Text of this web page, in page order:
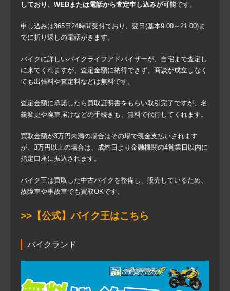
しており、WEBまたは電話から査定申し込みが可能です。
申し込みは365日24時間受付ており、翌日(基本9:00～21:00)ま
でに折り返しの電話がきます。
バイクに詳しいバイクライフアドバイザーが、自宅まで査定し
に来てくれますが、査定金額に納得できず、商談が成立しなく
ても出張料や査定料などは無料です。
査定金額に承諾したら買取証明書をもらい取引完了ですが、名
義変更や廃車届けなどの手続きも、無料で代行してくれます。
買取金額が3万円未満の場合はその場で現金支払いされます
が、3万円以上の場合は、成約日より金融機関の4営業日以内に
指定口座に振込されます。
バイク王は買取した中古バイクを整備し、販売しているため、
故障車や事故車でも買取OKです。
>>【公式】バイク王はこちら
バイクランド